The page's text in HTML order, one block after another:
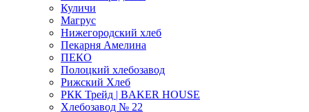
Куличи
Магрус
Нижегородский хлеб
Пекарня Амелина
ПЕКО
Полоцкий хлебозавод
Рижский Хлеб
РКК Трейд | BAKER HOUSE
Хлебозавод № 22